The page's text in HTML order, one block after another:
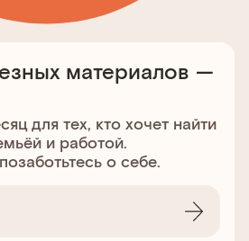
материалов —
для тех, кто хочет найти
и работой.
о себе.